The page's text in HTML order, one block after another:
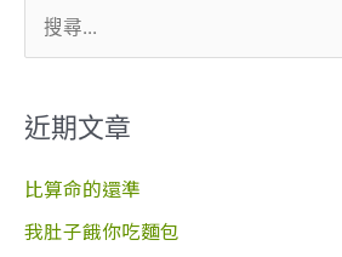
尋
鍵
字
:
近期文章
比算命的還準
我肚子餓你吃麵包